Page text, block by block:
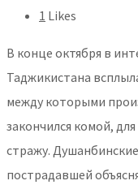
1 Likes
В конце октября в
Таджикистана
между которыми
закончился комой,
стражу.
пострадавшей